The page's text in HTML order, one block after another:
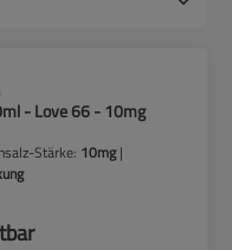
- Love 66 - 10mg
Stärke: 10mg|